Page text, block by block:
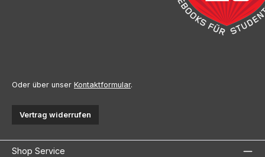
Oder über unser Kontaktformular.
Vertrag widerrufen
Shop Service